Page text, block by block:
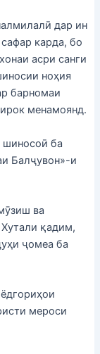
дар ин
карда, бо
асри санги
ноҳия
барномаи
менамоянд.
шиносоӣ ба
Балҷувон»-и
ва
қадим,
ҷомеа ба
мероси